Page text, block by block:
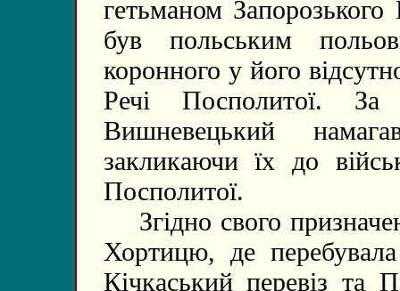
гетьманом
був польським
коронного у його
Речі Посполитої. За
Вишневецький
закликаючи їх до
Посполитої.
Згідно свого
Хортицю, де
Кічкаський перевіз та